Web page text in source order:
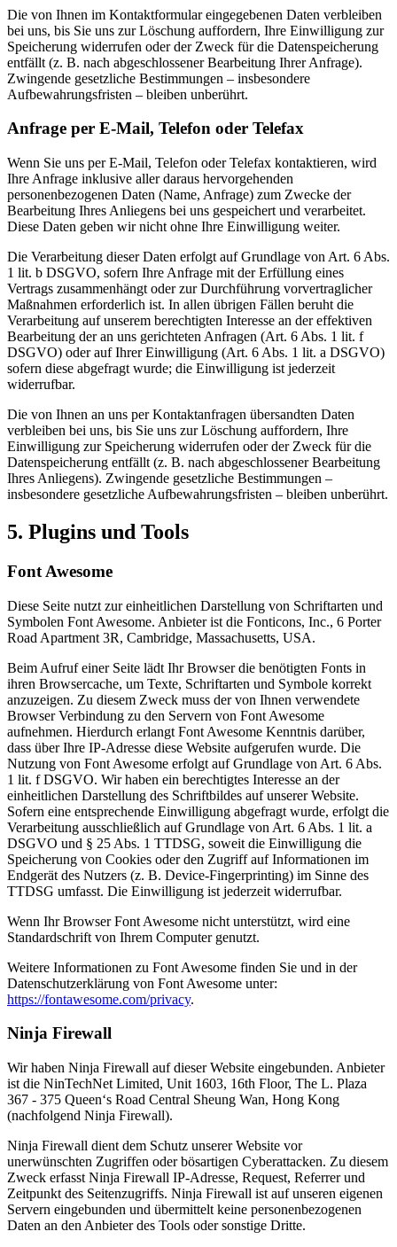
Die von Ihnen im Kontaktformular eingegebenen Daten verbleiben
bei uns, bis Sie uns zur Löschung auffordern, Ihre Einwilligung zur
Speicherung widerrufen oder der Zweck für die Datenspeicherung
entfällt (z. B. nach abgeschlossener Bearbeitung Ihrer Anfrage).
Zwingende gesetzliche Bestimmungen – insbesondere
Aufbewahrungsfristen – bleiben unberührt.
Anfrage per E-Mail, Telefon oder Telefax
Wenn Sie uns per E-Mail, Telefon oder Telefax kontaktieren, wird
Ihre Anfrage inklusive aller daraus hervorgehenden
personenbezogenen Daten (Name, Anfrage) zum Zwecke der
Bearbeitung Ihres Anliegens bei uns gespeichert und verarbeitet.
Diese Daten geben wir nicht ohne Ihre Einwilligung weiter.
Die Verarbeitung dieser Daten erfolgt auf Grundlage von Art. 6 Abs.
1 lit. b DSGVO, sofern Ihre Anfrage mit der Erfüllung eines
Vertrags zusammenhängt oder zur Durchführung vorvertraglicher
Maßnahmen erforderlich ist. In allen übrigen Fällen beruht die
Verarbeitung auf unserem berechtigten Interesse an der effektiven
Bearbeitung der an uns gerichteten Anfragen (Art. 6 Abs. 1 lit. f
DSGVO) oder auf Ihrer Einwilligung (Art. 6 Abs. 1 lit. a DSGVO)
sofern diese abgefragt wurde; die Einwilligung ist jederzeit
widerrufbar.
Die von Ihnen an uns per Kontaktanfragen übersandten Daten
verbleiben bei uns, bis Sie uns zur Löschung auffordern, Ihre
Einwilligung zur Speicherung widerrufen oder der Zweck für die
Datenspeicherung entfällt (z. B. nach abgeschlossener Bearbeitung
Ihres Anliegens). Zwingende gesetzliche Bestimmungen –
insbesondere gesetzliche Aufbewahrungsfristen – bleiben unberührt.
5. Plugins und Tools
Font Awesome
Diese Seite nutzt zur einheitlichen Darstellung von Schriftarten und
Symbolen Font Awesome. Anbieter ist die Fonticons, Inc., 6 Porter
Road Apartment 3R, Cambridge, Massachusetts, USA.
Beim Aufruf einer Seite lädt Ihr Browser die benötigten Fonts in
ihren Browsercache, um Texte, Schriftarten und Symbole korrekt
anzuzeigen. Zu diesem Zweck muss der von Ihnen verwendete
Browser Verbindung zu den Servern von Font Awesome
aufnehmen. Hierdurch erlangt Font Awesome Kenntnis darüber,
dass über Ihre IP-Adresse diese Website aufgerufen wurde. Die
Nutzung von Font Awesome erfolgt auf Grundlage von Art. 6 Abs.
1 lit. f DSGVO. Wir haben ein berechtigtes Interesse an der
einheitlichen Darstellung des Schriftbildes auf unserer Website.
Sofern eine entsprechende Einwilligung abgefragt wurde, erfolgt die
Verarbeitung ausschließlich auf Grundlage von Art. 6 Abs. 1 lit. a
DSGVO und § 25 Abs. 1 TTDSG, soweit die Einwilligung die
Speicherung von Cookies oder den Zugriff auf Informationen im
Endgerät des Nutzers (z. B. Device-Fingerprinting) im Sinne des
TTDSG umfasst. Die Einwilligung ist jederzeit widerrufbar.
Wenn Ihr Browser Font Awesome nicht unterstützt, wird eine
Standardschrift von Ihrem Computer genutzt.
Weitere Informationen zu Font Awesome finden Sie und in der
Datenschutzerklärung von Font Awesome unter:
https://fontawesome.com/privacy.
Ninja Firewall
Wir haben Ninja Firewall auf dieser Website eingebunden. Anbieter
ist die NinTechNet Limited, Unit 1603, 16th Floor, The L. Plaza
367 - 375 Queen‘s Road Central Sheung Wan, Hong Kong
(nachfolgend Ninja Firewall).
Ninja Firewall dient dem Schutz unserer Website vor
unerwünschten Zugriffen oder bösartigen Cyberattacken. Zu diesem
Zweck erfasst Ninja Firewall IP-Adresse, Request, Referrer und
Zeitpunkt des Seitenzugriffs. Ninja Firewall ist auf unseren eigenen
Servern eingebunden und übermittelt keine personenbezogenen
Daten an den Anbieter des Tools oder sonstige Dritte.